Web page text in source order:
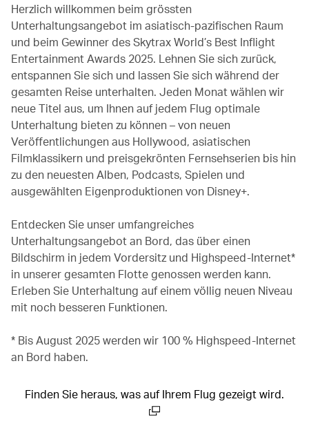
Herzlich willkommen beim grössten
Unterhaltungsangebot im asiatisch-pazifischen Raum
und beim Gewinner des Skytrax World’s Best Inflight
Entertainment Awards 2025. Lehnen Sie sich zurück,
entspannen Sie sich und lassen Sie sich während der
gesamten Reise unterhalten. Jeden Monat wählen wir
neue Titel aus, um Ihnen auf jedem Flug optimale
Unterhaltung bieten zu können – von neuen
Veröffentlichungen aus Hollywood, asiatischen
Filmklassikern und preisgekrönten Fernsehserien bis hin
zu den neuesten Alben, Podcasts, Spielen und
ausgewählten Eigenproduktionen von Disney+.
Entdecken Sie unser umfangreiches
Unterhaltungsangebot an Bord, das über einen
Bildschirm in jedem Vordersitz und Highspeed-Internet*
in unserer gesamten Flotte genossen werden kann.
Erleben Sie Unterhaltung auf einem völlig neuen Niveau
mit noch besseren Funktionen.
* Bis August 2025 werden wir 100 % Highspeed-Internet
an Bord haben.
Finden Sie heraus, was auf Ihrem Flug gezeigt wird.